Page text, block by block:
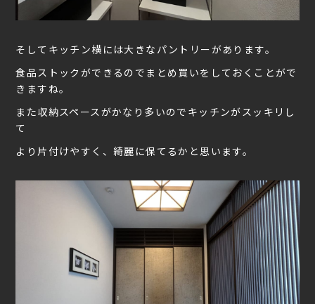
そしてキッチン横には大きなパントリーがあります。
食品ストックができるのでまとめ買いをしておくことがで
きますね。
また収納スペースがかなり多いのでキッチンがスッキリし
て
より片付けやすく、綺麗に保てるかと思います。